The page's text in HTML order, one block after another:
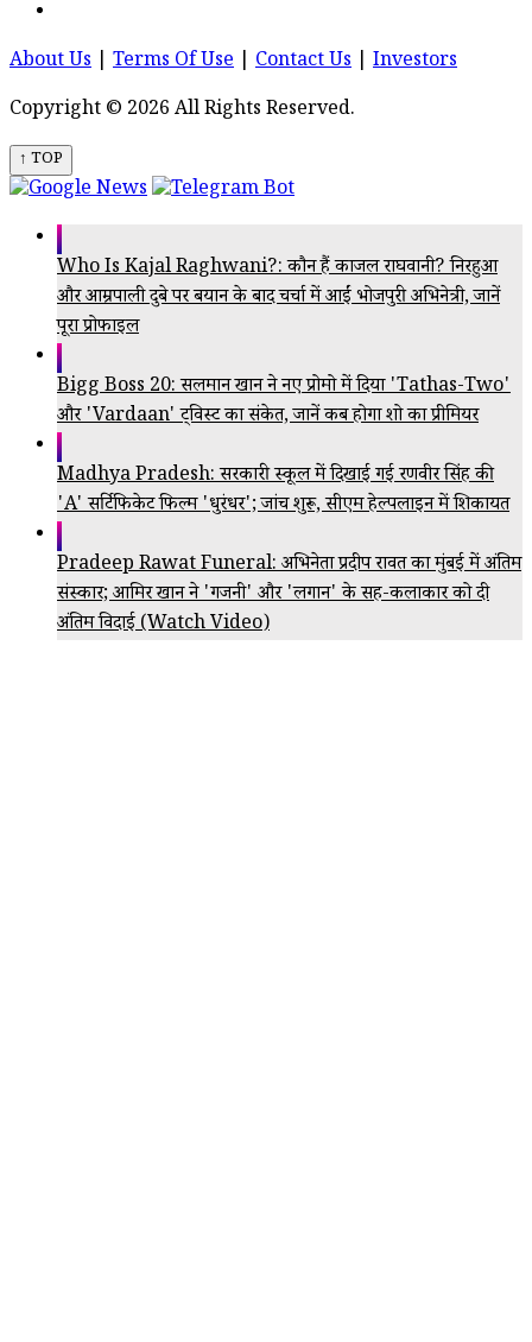
About Us Terms Of Use Contact Us
Investors
Copyright © 2026 All Rights Reserved.
↑ TOP
Who Is Kajal Raghwani?: कौन हैं काजल राघवानी? निरहुआ
और आम्रपाली दुबे पर बयान के बाद चर्चा में आईं भोजपुरी अभिनेत्री, जानें
पूरा प्रोफाइल
Bigg Boss 20: सलमान खान ने नए प्रोमो में दिया 'Tathas-Two'
और 'Vardaan' ट्विस्ट का संकेत, जानें कब होगा शो का प्रीमियर
Madhya Pradesh: सरकारी स्कूल में दिखाई गई रणवीर सिंह की
'A' सर्टिफिकेट फिल्म 'धुरंधर'; जांच शुरू, सीएम हेल्पलाइन में शिकायत
Pradeep Rawat Funeral: अभिनेता प्रदीप रावत का मुंबई में अंतिम
संस्कार; आमिर खान ने 'गजनी' और 'लगान' के सह-कलाकार को दी
अंतिम विदाई (Watch Video)